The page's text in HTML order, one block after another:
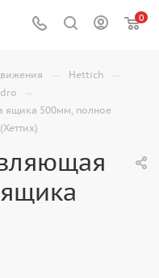
0
— Hettich —
—
ящика 500мм, полное